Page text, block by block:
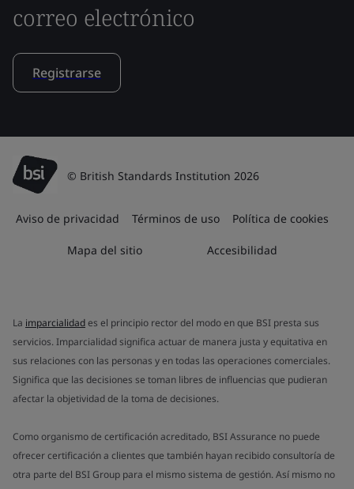
correo electrónico
Registrarse
© British Standards Institution 2026
Aviso de privacidad Términos de uso Política de cookies
Mapa del sitio Accesibilidad
La imparcialidades el principio rector del modo en que BSI presta sus
servicios. Imparcialidad significa actuar de manera justa y equitativa en
sus relaciones con las personas y en todas las operaciones comerciales.
Significa que las decisiones se toman libres de influencias que pudieran
afectar la objetividad de la toma de decisiones.
Como organismo de certificación acreditado, BSI Assurance no puede
ofrecer certificación a clientes que también hayan recibido consultoría de
otra parte del BSI Group para el mismo sistema de gestión. Así mismo no